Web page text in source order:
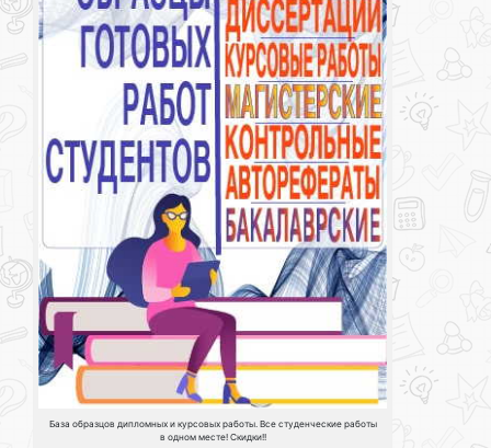
База образцов дипломных и курсовых работы. Все студенческие работы
в одном месте! Скидки!!